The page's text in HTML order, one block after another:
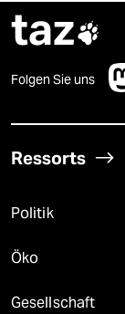
taz
Folgen Sie uns
Ressorts
Politik
Öko
Gesellschaft